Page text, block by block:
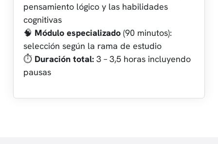
pensamiento lógico y las habilidades
cognitivas
🧠 Módulo especializado (90 minutos):
selección según la rama de estudio
⏱️ Duración total: 3 – 3,5 horas incluyendo
pausas